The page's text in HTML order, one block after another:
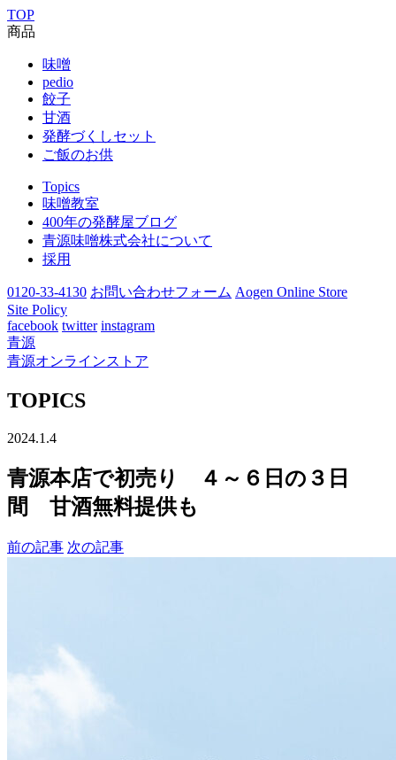
TOP
商品
味噌
pedio
餃子
甘酒
発酵づくしセット
ご飯のお供
Topics
味噌教室
400年の発酵屋ブログ
青源味噌株式会社について
採用
0120-33-4130 お問い合わせフォーム Aogen Online Store
Site Policy
facebook twitter instagram
青源
青源オンラインストア
TOPICS
2024.1.4
青源本店で初売り ４～６日の３日
間 甘酒無料提供も
前の記事 次の記事